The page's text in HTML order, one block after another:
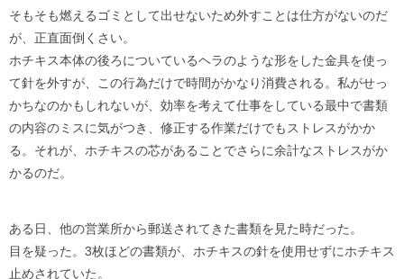
そもそも燃えるゴミとして出せないため外すことは仕方がないのだ
が、正直面倒くさい。
ホチキス本体の後ろについているヘラのような形をした金具を使っ
て針を外すが、この行為だけで時間がかなり消費される。私がせっ
かちなのかもしれないが、効率を考えて仕事をしている最中で書類
の内容のミスに気がつき、修正する作業だけでもストレスがかか
る。それが、ホチキスの芯があることでさらに余計なストレスがか
かるのだ。
ある日、他の営業所から郵送されてきた書類を見た時だった。
目を疑った。3枚ほどの書類が、ホチキスの針を使用せずにホチキス
止めされていた。